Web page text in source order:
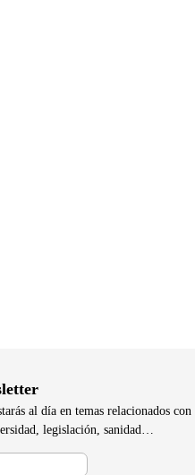
al día en temas relacionados
legislación, sanidad…